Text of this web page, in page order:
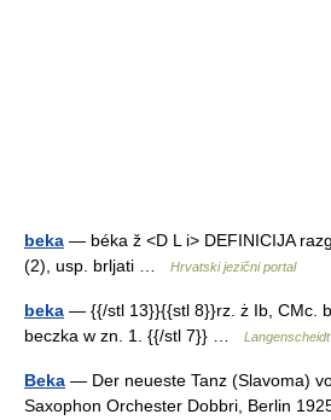
beka — béka ž <D L i> DEFINICIJA
(2), usp. brljati …
Hrvatski jezični portal
beka — {{/stl 13}}{{stl 8}}rz. ż Ib, CMc.
beczka w zn. 1. {{/stl 7}} …
Beka — Der neueste Tanz (Slavoma)
Saxophon Orchester Dobbri, Berlin